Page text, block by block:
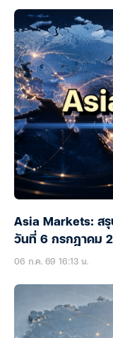
Asia Markets: สรุ
วันที่ 6 กรกฎาคม
06 ก.ค. 69 16:13 น.